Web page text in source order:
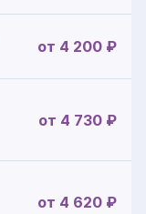
от 4 200 ₽
от 4 730 ₽
от 4 620 ₽